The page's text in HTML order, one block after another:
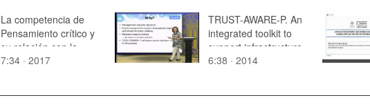
UPV, Valencia.
La competencia de
Pensamiento crítico y
su relación con la
innovación
7:34 · 2017
TRUST-AWARE-P. An
integrated toolkit to
support infrastructure
planning and
6:38 · 2014